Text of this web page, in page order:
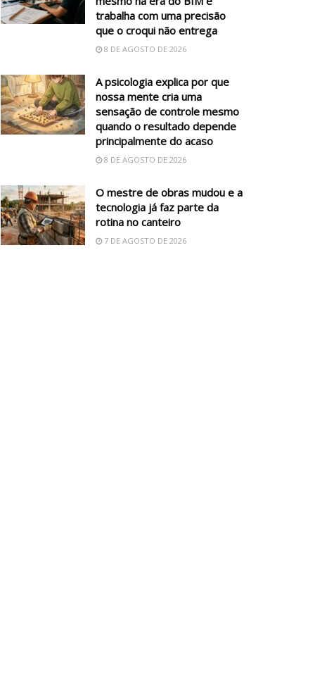
trabalha com uma precisão
que o croqui não entrega
8 DE AGOSTO DE 2026
A psicologia explica por que
nossa mente cria uma
sensação de controle mesmo
quando o resultado depende
principalmente do acaso
8 DE AGOSTO DE 2026
O mestre de obras mudou e a
tecnologia já faz parte da
rotina no canteiro
7 DE AGOSTO DE 2026